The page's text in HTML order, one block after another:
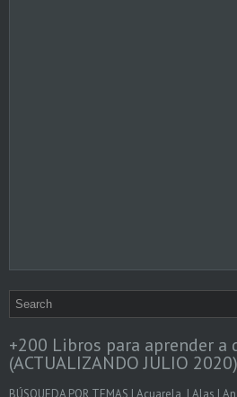
+200 Libros para aprender a
(ACTUALIZANDO JULIO 2020)
BÚSQUEDA POR TEMAS | Acuarela | Alas |